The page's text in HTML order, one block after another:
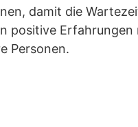
damit die
positive
Personen.